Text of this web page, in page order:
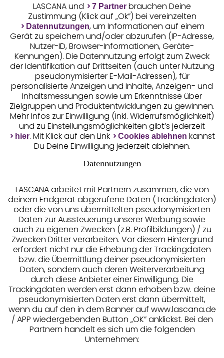
Geprüfte Sicherheit
Unsere Apps
Services
Beratung
Über uns
Rechtliches
LASCANA und 7 Partner brauchen Deine
Zustimmung (Klick auf „Ok”) bei vereinzelten
Datennutzungen, um Informationen auf einem
Gerät zu speichern und/oder abzurufen (IP-Adresse,
Nutzer-ID, Browser-Informationen, Geräte-
Kennungen). Die Datennutzung erfolgt zum Zweck
der Identifikation auf Drittseiten (auch unter Nutzung
pseudonymisierter E-Mail-Adressen), für
personalisierte Anzeigen und Inhalte, Anzeigen- und
Inhaltsmessungen sowie um Erkenntnisse über
Zielgruppen und Produktentwicklungen zu gewinnen.
Mehr Infos zur Einwilligung (inkl. Widerrufsmöglichkeit)
und zu Einstellungsmöglichkeiten gibt’s jederzeit
hier. Mit Klick auf den Link Cookies ablehnen kannst
Du Deine Einwilligung jederzeit ablehnen.
Datennutzungen
LASCANA arbeitet mit Partnern zusammen, die von
deinem Endgerät abgerufene Daten (Trackingdaten)
oder die von uns übermittelten pseudonymisierten
Daten zur Aussteuerung unserer Werbung sowie
auch zu eigenen Zwecken (z.B. Profilbildungen) / zu
Zwecken Dritter verarbeiten. Vor diesem Hintergrund
erfordert nicht nur die Erhebung der Trackingdaten
bzw. die Übermittlung deiner pseudonymisierten
Daten, sondern auch deren Weiterverarbeitung
durch diese Anbieter einer Einwilligung. Die
Trackingdaten werden erst dann erhoben bzw. deine
pseudonymisierten Daten erst dann übermittelt,
wenn du auf den in dem Banner auf www.lascana.de
/ APP wiedergebenden Button „OK” anklickst. Bei den
Partnern handelt es sich um die folgenden
Unternehmen: